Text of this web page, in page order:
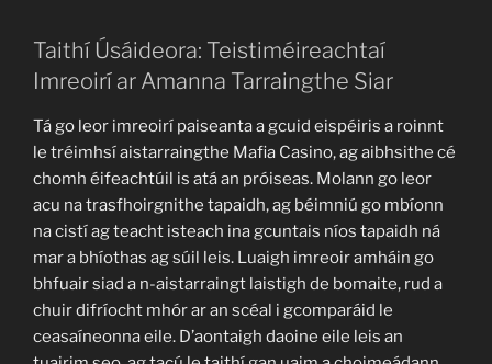
Taithí Úsáideora: Teistiméireachtaí
Imreoirí ar Amanna Tarraingthe Siar
Tá go leor imreoirí paiseanta a gcuid eispéiris a roinnt
le tréimhsí aistarraingthe Mafia Casino, ag aibhsithe cé
chomh éifeachtúil is atá an próiseas. Molann go leor
acu na trasfhoirgnithe tapaidh, ag béimniú go mbíonn
na cistí ag teacht isteach ina gcuntais níos tapaidh ná
mar a bhíothas ag súil leis. Luaigh imreoir amháin go
bhfuair siad a n-aistarraingt laistigh de bomaite, rud a
chuir difríocht mhór ar an scéal i gcomparáid le
ceasaíneonna eile. D’aontaigh daoine eile leis an